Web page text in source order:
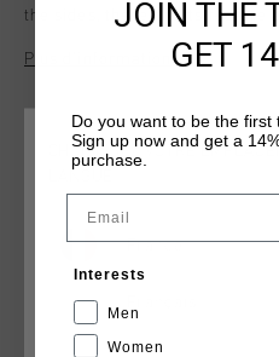
the sides, these shorts feature
waistband with a drawstring.
embroidered on the left front,
Plus d’information
TU POURRAIS AIMER
CHOISISSEZ VOTRE
France
JOIN THE
GET
Do you want to be the
Sign up now and get a
purchase.
Interests
Men
Women